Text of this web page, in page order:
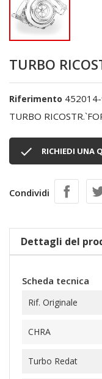
TURBO
Riferimento
TURBO
 RICHIEDI UNA
Condividi
Dettagli del
Scheda tecnica
Rif. Originale
CHRA
Turbo Redat